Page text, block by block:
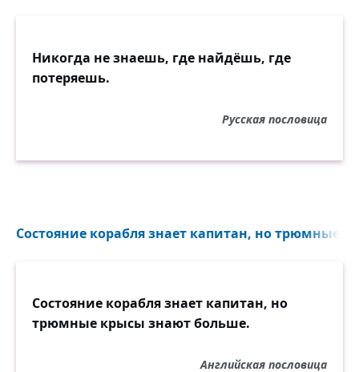
Никогда не знаешь, где найдёшь, где
потеряешь.
Русская пословица
Состояние корабля знает капитан, но трюмные
Состояние корабля знает капитан, но
трюмные крысы знают больше.
Английская пословица